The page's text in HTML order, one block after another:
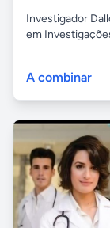
Investigador
em
A combinar